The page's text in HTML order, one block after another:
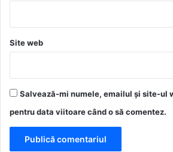
Site web
Salvează-mi numele, emailul și site-ul
pentru data viitoare când o să comentez.